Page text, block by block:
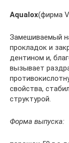
Aqualox(фирма
Замешиваемый
прокладок и
дентином и,
вызывает
свойства,
структурой.
Форма выпуска: